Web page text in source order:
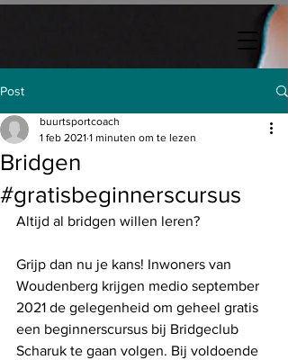
Post
Bridgen
#gratisbeginnerscursus
buurtsportcoach
1 feb 2021 1 minuten om te lezen
Altijd al bridgen willen leren?
Grijp dan nu je kans! Inwoners van
Woudenberg krijgen medio september
2021 de gelegenheid om geheel gratis
een beginnerscursus bij Bridgeclub
Scharuk te gaan volgen. Bij voldoende